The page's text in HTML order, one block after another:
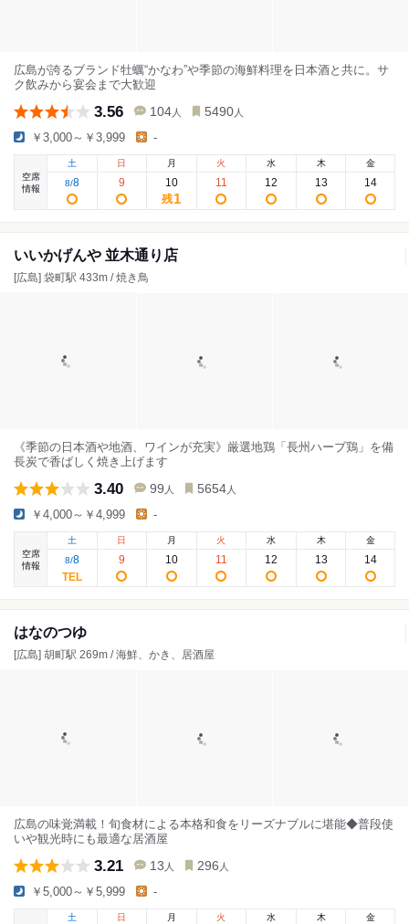
広島が誇るブランド牡蠣“かなわ”や季節の海鮮料理を日本酒と共に。サ
ク飲みから宴会まで大歓迎
3.56 104 人 5490 人
￥3,000～￥3,999 -
空席
情報
土
8/8
日
9
月
10
残1
火
11
水
12
木
13
金
14
いいかげんや 並木通り店
[広島] 袋町駅 433m / 焼き鳥
《季節の日本酒や地酒、ワインが充実》厳選地鶏「長州ハーブ鶏」を備
長炭で香ばしく焼き上げます
3.40 99 人 5654 人
￥4,000～￥4,999 -
空席
情報
土
8/8
日
9
月
10
火
11
水
12
木
13
金
14
はなのつゆ
[広島] 胡町駅 269m / 海鮮、かき、居酒屋
広島の味覚満載！旬食材による本格和食をリーズナブルに堪能◆普段使
いや観光時にも最適な居酒屋
3.21 13 人 296 人
￥5,000～￥5,999 -
土
日 月 火 水 木 金